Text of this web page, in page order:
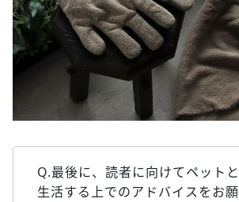
Q.最後に、読者に向けてペットと
生活する上でのアドバイスをお願